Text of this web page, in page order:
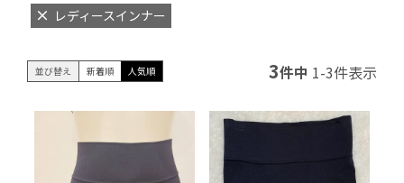
レディースインナー
並び替え 新着順 人気順 3件中 1-3件表示